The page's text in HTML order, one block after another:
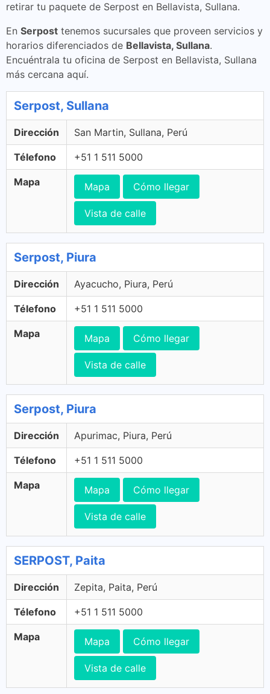
retirar tu paquete de Serpost en Bellavista, Sullana.
En Serpost tenemos sucursales que proveen servicios y
horarios diferenciados de Bellavista, Sullana.
Encuéntrala tu oficina de Serpost en Bellavista, Sullana
más cercana aquí.
Serpost, Sullana
Dirección San Martin, Sullana, Perú
Télefono +51 1 511 5000
Mapa Mapa Cómo llegar
Vista de calle
Serpost, Piura
Dirección Ayacucho, Piura, Perú
Télefono +51 1 511 5000
Mapa Mapa Cómo llegar
Vista de calle
Serpost, Piura
Dirección Apurimac, Piura, Perú
Télefono +51 1 511 5000
Mapa Mapa Cómo llegar
Vista de calle
SERPOST, Paita
Dirección Zepita, Paita, Perú
Télefono +51 1 511 5000
Mapa Mapa Cómo llegar
Vista de calle